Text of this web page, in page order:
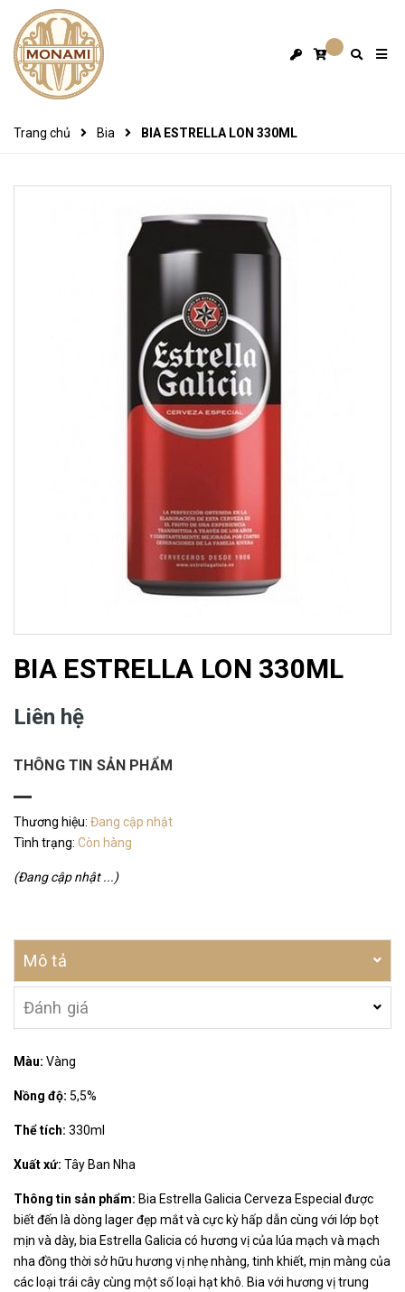
Trang chủ Bia BIA ESTRELLA LON 330ML
BIA ESTRELLA LON 330ML
Liên hệ
THÔNG TIN SẢN PHẨM
Thương hiệu: Đang cập nhật
Tình trạng: Còn hàng
(Đang cập nhật ...)
Mô tả
Đánh giá
Màu: Vàng
Nồng độ: 5,5%
Thể tích: 330ml
Xuất xứ: Tây Ban Nha
Thông tin sản phẩm: Bia Estrella Galicia Cerveza Especial được
biết đến là dòng lager đẹp mắt và cực kỳ hấp dẫn cùng với lớp bọt
mịn và dày, bia Estrella Galicia có hương vị của lúa mạch và mạch
nha đồng thời sở hữu hương vị nhẹ nhàng, tinh khiết, mịn màng của
các loại trái cây cùng một số loại hạt khô. Bia với hương vị trung